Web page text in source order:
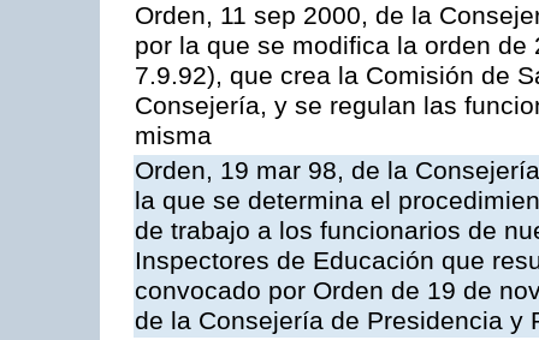
Orden, 11 sep 2000, de la
por la que se modifica la orden
7.9.92), que crea la Comisión de
Consejería, y se regulan las
misma
Orden, 19 mar 98, de la
la que se determina el
de trabajo a los funcionarios de
Inspectores de Educación que
convocado por Orden de 19 de
de la Consejería de Presidencia y